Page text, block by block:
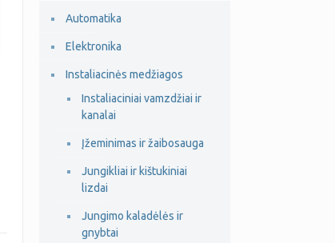
Automatika
Elektronika
Instaliacinės medžiagos
Instaliaciniai vamzdžiai ir
kanalai
Įžeminimas ir žaibosauga
Jungikliai ir kištukiniai
lizdai
Jungimo kaladėlės ir
gnybtai